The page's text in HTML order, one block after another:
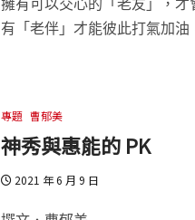
有「老伴」才能彼此打氣加油
專題 曹郁美
神秀與惠能的 PK
2021 年 6 月 9 日